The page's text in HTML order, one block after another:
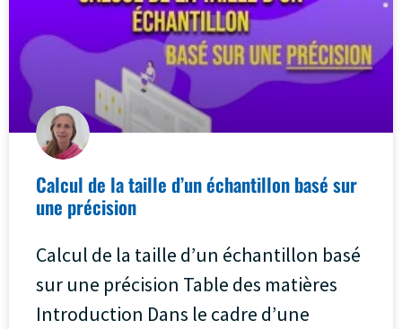
Calcul de la taille d’un échantillon basé sur
une précision
Calcul de la taille d’un échantillon basé
sur une précision Table des matières
Introduction Dans le cadre d’une